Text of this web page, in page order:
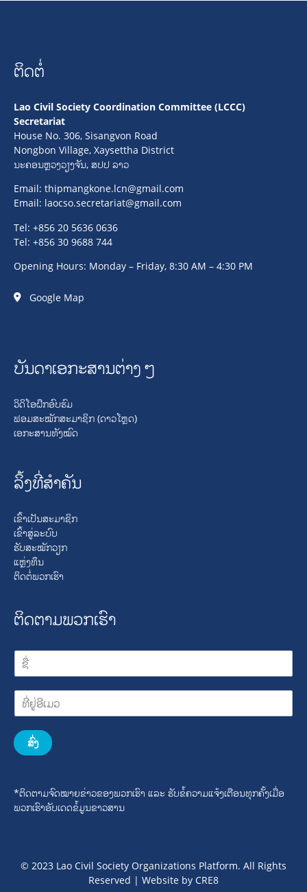
ຕິດຕໍ່
Lao Civil Society Coordination Committee (LCCC)
Secretariat
House No. 306, Sisangvon Road
Nongbon Village, Xaysettha District
ນະຄອນຫຼວງວຽງຈັນ, ສປປ ລາວ
Email: thipmangkone.lcn@gmail.com
Email: laocso.secretariat@gmail.com
Tel: +856 20 5636 0636
Tel: +856 30 9688 744
Opening Hours: Monday – Friday, 8:30 AM – 4:30 PM
Google Map
ບັນດາເອກະສານຕ່າງໆ
ວິດິໂອຝຶກອົບຮົມ
ຟອມສະໝັກສະມາຊິກ (ດາວໂຫຼດ)
ເອກະສານທັງໝົດ
ລິ້ງທີ່ສໍາຄັນ
ເຂົ້າເປັນສະມາຊິກ
ເຂົ້າສູ່ລະບົບ
ຮັບສະໝັກວຽກ
ແຫຼ່ງທຶນ
ຕິດຕໍ່ພວກເຮົາ
ຕິດຕາມພວກເຮົາ
ສົ່ງ
*ຕິດຕາມຈົດໝາຍຂ່າວຂອງພວກເຮົາ ແລະ ຮັບຂໍ້ຄວາມແຈ້ງເຕືອນທຸກຄັ້ງເມື່ອ
ພວກເຮົາອັບເດດຂໍ້ມູນຂາວສານ
© 2023 Lao Civil Society Organizations Platform. All Rights
Reserved | Website by CRE8